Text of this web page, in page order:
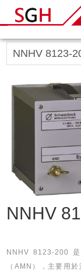
NNHV 8123-
NNHV
NNHV 8123-200
（AMN），主要用